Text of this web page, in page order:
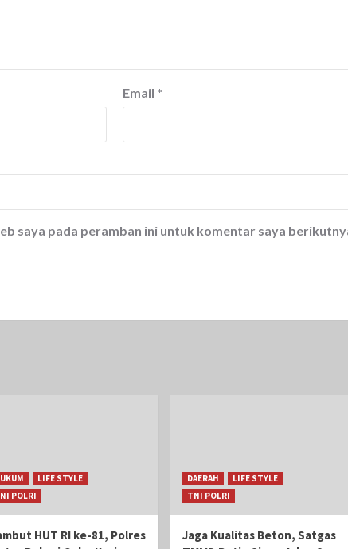
Email *
saya pada peramban ini untuk komentar saya
LIFE STYLE
POLRI
HUT RI ke-81, Polres
DAERAH
LIFE STYLE
TNI POLRI
Jaga Kualitas Beton, Satgas